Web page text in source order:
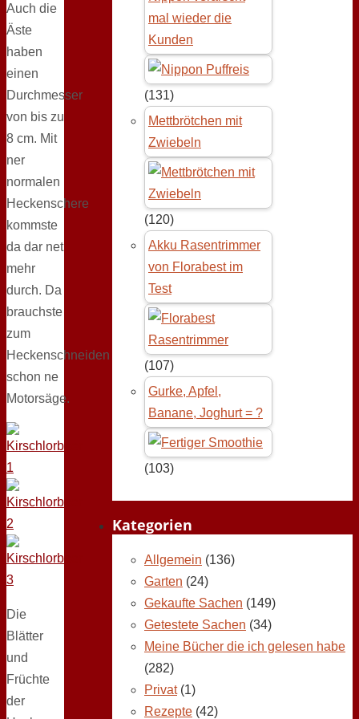
Auch die
Äste
haben
einen
Durchmesser
von bis zu
8 cm. Mit
ner
normalen
Heckenschere
kommste
da dar net
mehr
durch. Da
brauchste
zum
Heckenschneiden
schon ne
Motorsäge.
Die
Blätter
und
Früchte
der
mal wieder die
Kunden
(131)
Mettbrötchen mit
Zwiebeln
(120)
Akku Rasentrimmer
von Florabest im
Test
(107)
Gurke, Apfel,
Banane, Joghurt = ?
(103)
Kategorien
Allgemein (136)
Garten (24)
Gekaufte Sachen (149)
Getestete Sachen (34)
Meine Bücher die ich gelesen habe
(282)
Privat(1)
Rezepte (42)